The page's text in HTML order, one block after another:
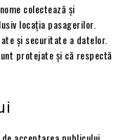
colectează și
locația pasagerilor.
și securitate a datelor.
protejate și că respectă